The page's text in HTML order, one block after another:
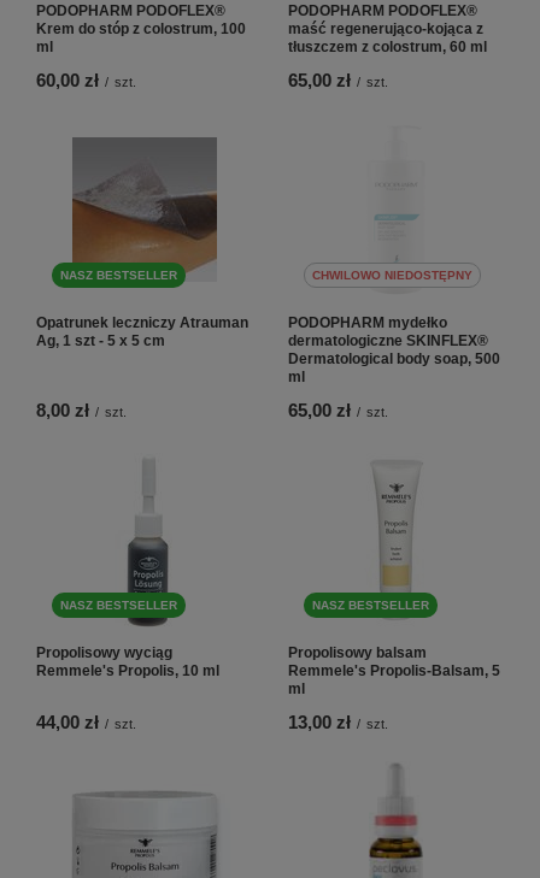
PODOPHARM PODOFLEX®
Krem do stóp z colostrum, 100
ml
60,00 zł / szt.
PODOPHARM PODOFLEX®
maść regenerująco-kojąca z
tłuszczem z colostrum, 60 ml
65,00 zł / szt.
NASZ BESTSELLER
Opatrunek leczniczy Atrauman
Ag, 1 szt - 5 x 5 cm
8,00 zł / szt.
CHWILOWO NIEDOSTĘPNY
PODOPHARM mydełko
dermatologiczne SKINFLEX®
Dermatological body soap, 500
ml
65,00 zł / szt.
NASZ BESTSELLER
Propolisowy wyciąg
Remmele's Propolis, 10 ml
44,00 zł / szt.
NASZ BESTSELLER
Propolisowy balsam
Remmele's Propolis-Balsam, 5
ml
13,00 zł / szt.